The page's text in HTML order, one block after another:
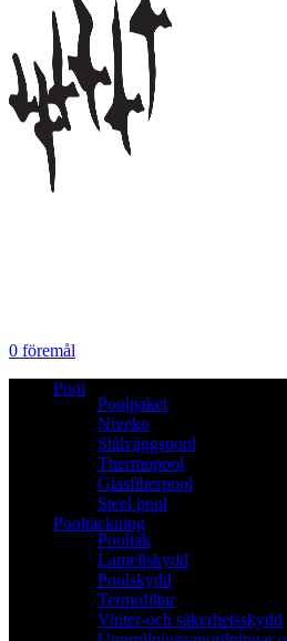
0 föremål
Pool
Poolpaket
Niveko
Stålväggspool
Thermopool
Glasfiberpool
Steel pool
Pooltäckning
Pooltak
Lamellskydd
Poolskydd
Termofiltar
Vinter-och säkerhetsskydd